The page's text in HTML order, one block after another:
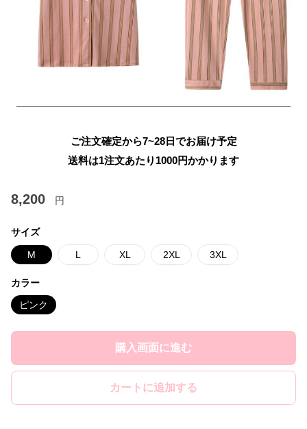
ご注文確定から7~28日でお届け予定
送料は1注文あたり 1000円かかります
8,200 円
サイズ
M L XL 2XL 3XL
カラー
ピンク
購入画面に進む
カートに追加する